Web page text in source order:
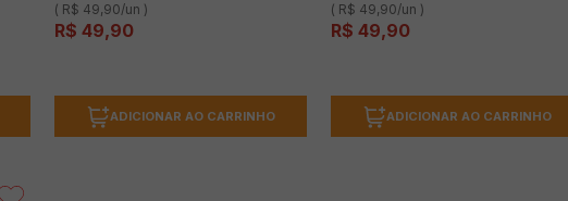
( R$ 49,90/un )
R$ 49,90
ADICIONAR AO CARRINHO
( R$ 49,90/un )
R$ 49,90
ADICIONAR AO CARRINHO